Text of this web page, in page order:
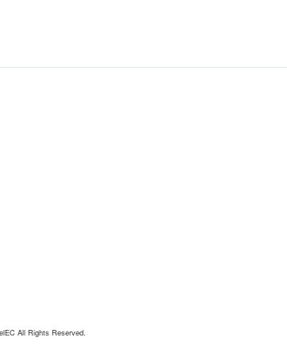
All Rights Reserved.